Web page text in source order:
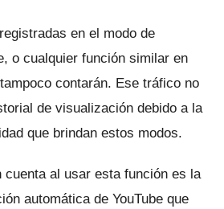
en el modo de
o cualquier función similar en
contarán. Ese tráfico no
de visualización debido a la
que brindan estos modos.
cuenta al usar esta función es la
automática de YouTube que